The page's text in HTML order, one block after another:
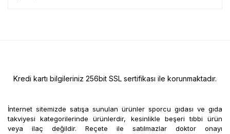
Kredi kartı bilgileriniz 256bit SSL sertifikası ile korunmaktadır.
İnternet sitemizde satışa sunulan ürünler sporcu gıdası ve gıda
takviyesi kategorilerinde ürünlerdir, kesinlikle beşeri tıbbi ürün
veya ilaç değildir. Reçete ile satılmazlar doktor onayı